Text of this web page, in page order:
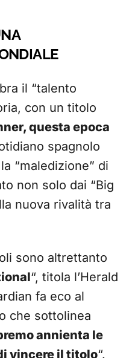
il “talento
con un titolo
questa epoca
spagnolo
“maledizione” di
non solo dai “Big
nuova rivalità tra
sono altrettanto
“, titola l’Herald
fa eco al
che sottolinea
annienta le
vincere il titolo“.